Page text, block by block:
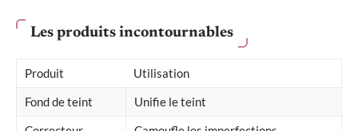
Les produits incontournables
Produit
Utilisation
Fond de teint
Unifie le teint